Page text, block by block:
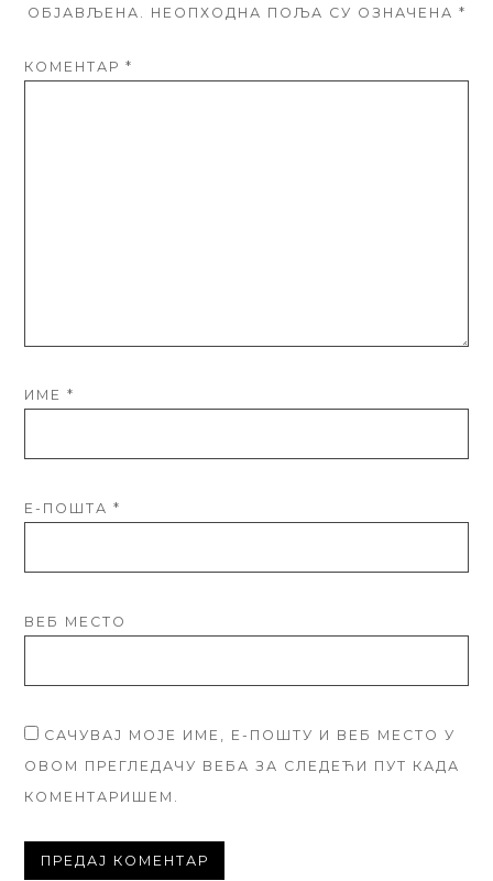
ОБЈАВЉЕНА. НЕОПХОДНА ПОЉА СУ ОЗНАЧЕНА *
КОМЕНТАР*
ИМЕ*
Е-ПОШТА*
ВЕБ МЕСТО
САЧУВАЈ МОЈЕ ИМЕ, Е-ПОШТУ И ВЕБ МЕСТО У
ОВОМ ПРЕГЛЕДАЧУ ВЕБА ЗА СЛЕДЕЋИ ПУТ КАДА
КОМЕНТАРИШЕМ.